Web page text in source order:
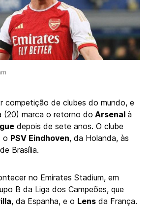
competição de clubes do mundo, e
(20) marca o retorno do Arsenal à
depois de sete anos. O clube
o PSV Eindhoven, da Holanda, às
Brasília.
no Emirates Stadium, em
B da Liga dos Campeões, que
, da Espanha, e o Lens da França.